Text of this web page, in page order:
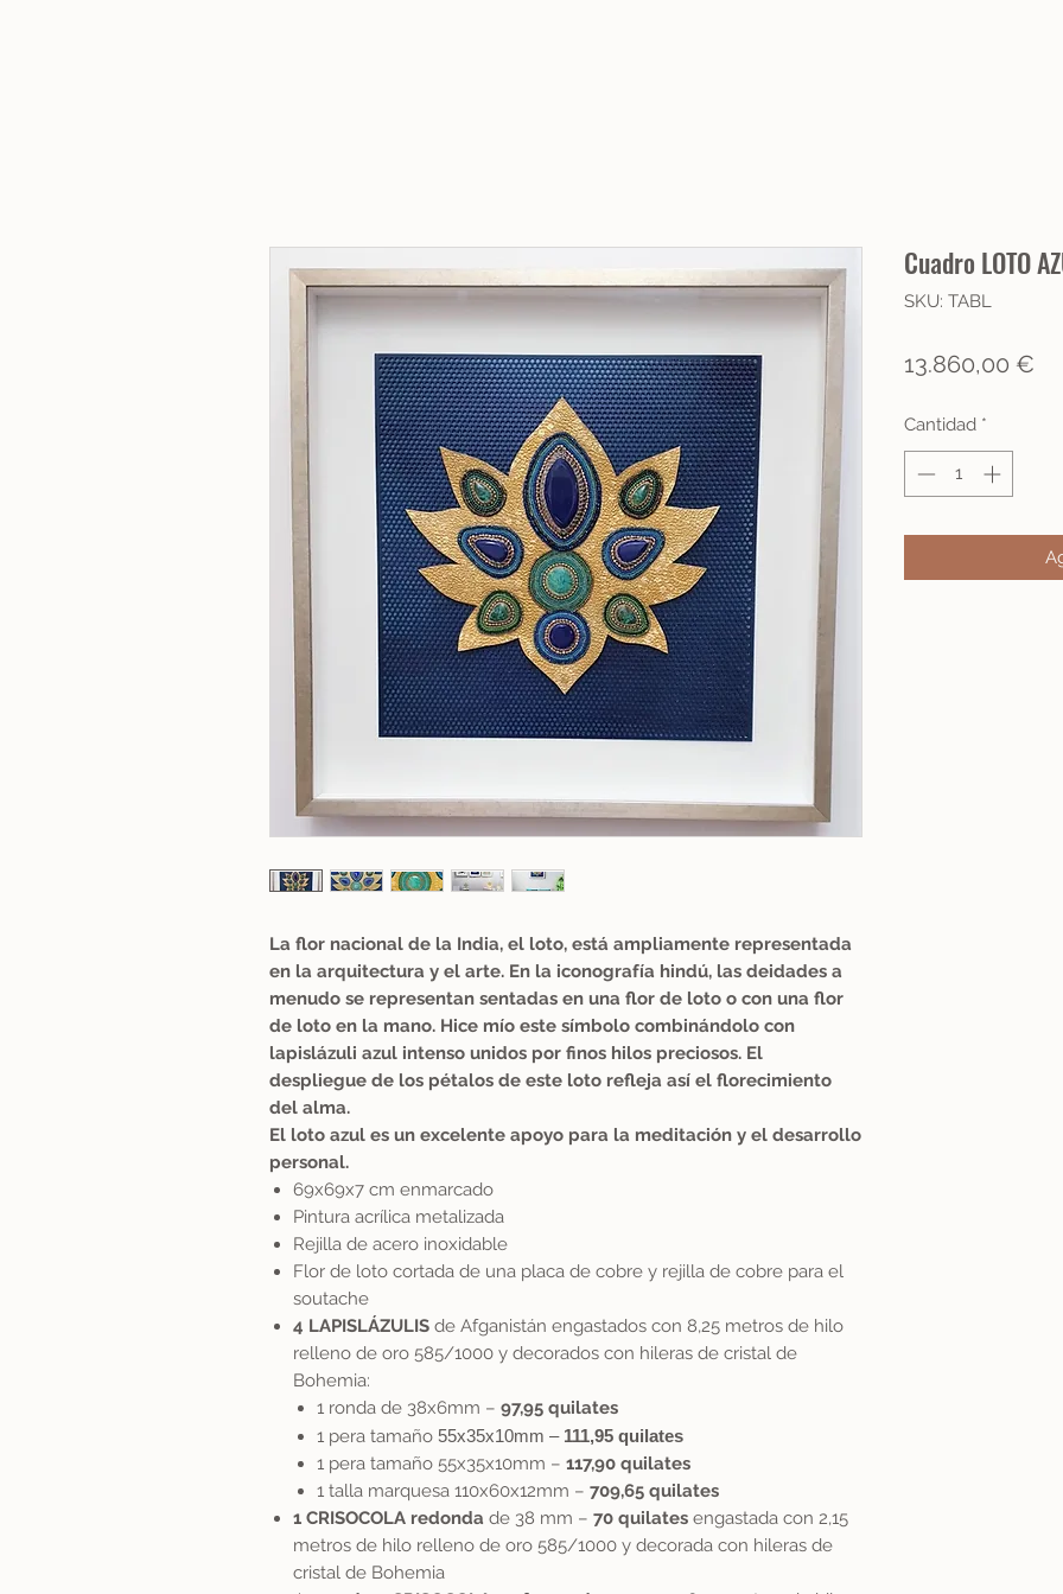
La flor nacional de la India, el loto, está ampliamente representada
en la arquitectura y el arte. En la iconografía hindú, las deidades a
menudo se representan sentadas en una flor de loto o con una flor
de loto en la mano. Hice mío este símbolo combinándolo con
lapislázuli azul intenso unidos por finos hilos preciosos. El
despliegue de los pétalos de este loto refleja así el florecimiento
del alma.
El loto azul es un excelente apoyo para la meditación y el desarrollo
personal.
69x69x7 cm enmarcado
Pintura acrílica metalizada
Rejilla de acero inoxidable
Flor de loto cortada de una placa de cobre y rejilla de cobre para el
soutache
4 LAPISLÁZULIS de Afganistán engastados con 8,25 metros de hilo
relleno de oro 585/1000 y decorados con hileras de cristal de
Bohemia:
1 ronda de 38x6mm – 97,95 quilates
1 pera tamaño 55x35x10mm – 111,95 quilates
1 pera tamaño 55x35x10mm – 117,90 quilates
1 talla marquesa 110x60x12mm – 709,65 quilates
1 CRISOCOLA redonda de 38 mm – 70 quilates engastada con 2,15
metros de hilo relleno de oro 585/1000 y decorada con hileras de
cristal de Bohemia
Cuadro LOTO
SKU: TABL
13.860,00 €
Cantidad *